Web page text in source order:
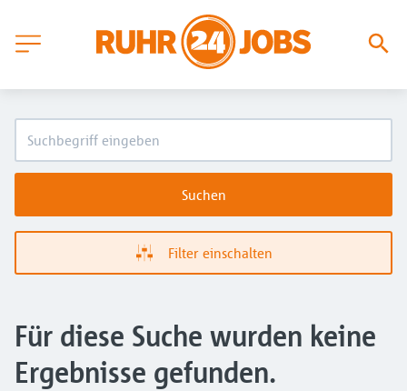
Suchen
Filter einschalten
Für diese Suche wurden keine
Ergebnisse gefunden.